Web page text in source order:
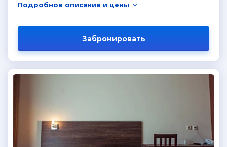
Подробное описание и цены
Забронировать